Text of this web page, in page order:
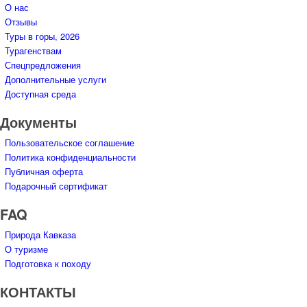
О нас
Отзывы
Туры в горы, 2026
Турагенствам
Спецпредложения
Дополнительные услуги
Доступная среда
Документы
Пользовательское соглашение
Политика конфиденциальности
Публичная оферта
Подарочный сертификат
FAQ
Природа Кавказа
О туризме
Подготовка к походу
КОНТАКТЫ